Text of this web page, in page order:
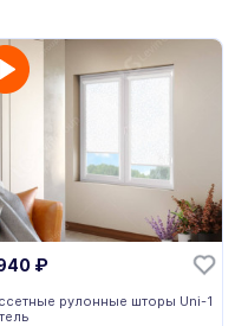
₽
рулонные шторы Uni-1